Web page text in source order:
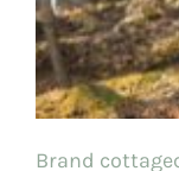
Brand